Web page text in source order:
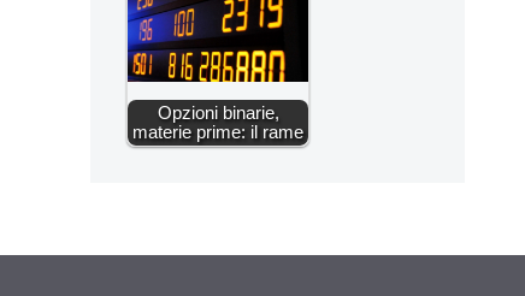
Opzioni binarie,
materie prime: il rame